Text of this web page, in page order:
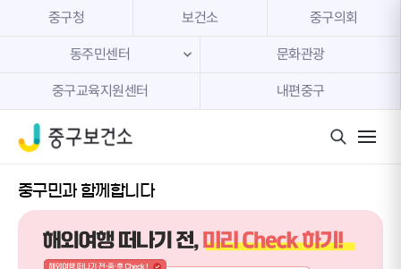
본문 내용 바로가기
중구청 보건소 중구의회
동주민센터 문화관광
중구교육지원센터 내편중구
모바일
중구민과 함께합니다